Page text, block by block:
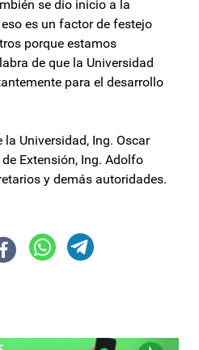
se dio inicio a la
es un factor de festejo
porque estamos
de que la Universidad
para el desarrollo
la Universidad, Ing. Oscar
Extensión, Ing. Adolfo
y demás autoridades.